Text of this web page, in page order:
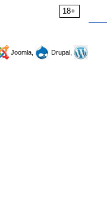
18+
Joomla,
Drupal,